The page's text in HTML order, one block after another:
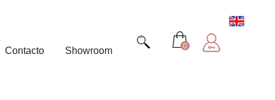
Contacto Showroom 0